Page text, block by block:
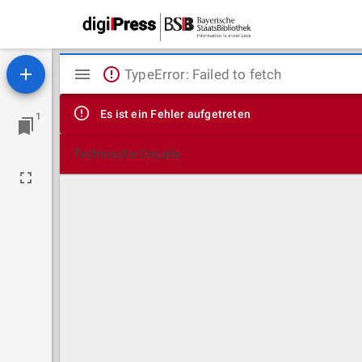
1
Mirador
Viewer
TypeError: Failed to fetch
Es ist ein Fehler aufgetreten
Technische Details